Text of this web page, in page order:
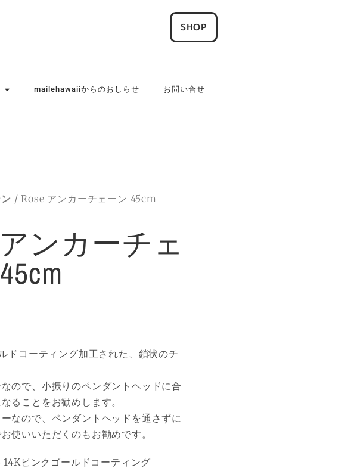
SHOP
mailehawaiiからのおしらせ お問い合せ
/ Rose アンカーチェーン 45cm
ンカーチェ
ドコーティング加工された、鎖状のチ
ので、小振りのペンダントヘッドに合
ることをお勧めします。
なので、ペンダントヘッドを通さずに
使いいただくのもお勧めです。
ピンクゴールドコーティング